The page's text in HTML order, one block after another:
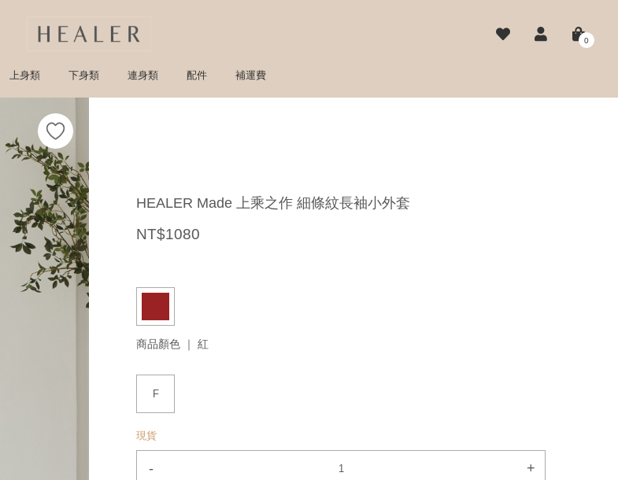
0
上身類 下身類 連身類 配件 補運費
HEALER Made 上乘之作 細條紋長袖小外套
NT$1080
商品顏色 ｜ 紅
F
現貨
- +